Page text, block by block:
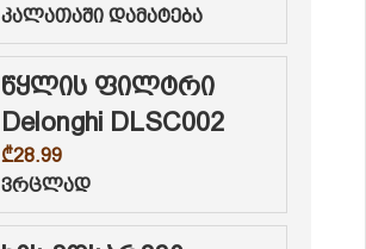
კალათაში დამატება
წყლის ფილტრი
Delonghi DLSC002
₾28.99
ვრცლად